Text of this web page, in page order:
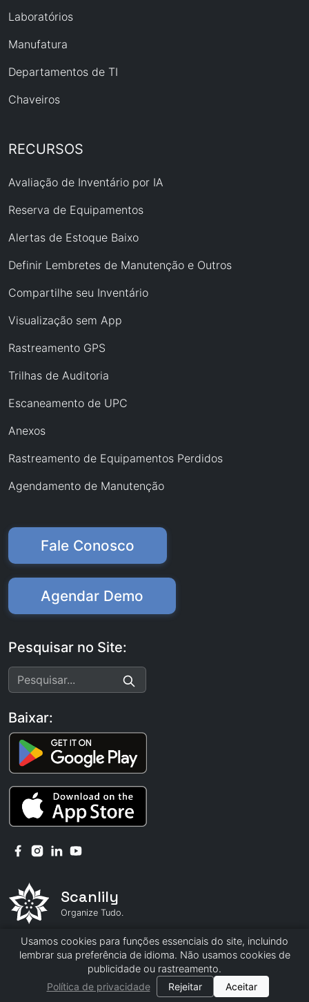
Laboratórios
Manufatura
Departamentos de TI
Chaveiros
RECURSOS
Avaliação de Inventário por IA
Reserva de Equipamentos
Alertas de Estoque Baixo
Definir Lembretes de Manutenção e Outros
Compartilhe seu Inventário
Visualização sem App
Rastreamento GPS
Trilhas de Auditoria
Escaneamento de UPC
Anexos
Rastreamento de Equipamentos Perdidos
Agendamento de Manutenção
Fale Conosco
Agendar Demo
Pesquisar no Site:
Baixar:
Scanlily
Organize Tudo.
© 2026 Scanlily
Termos e Condições
Usamos cookies para funções essenciais do site, incluindo
lembrar sua preferência de idioma. Não usamos cookies de
publicidade ou rastreamento.
Política de privacidade
Rejeitar Aceitar